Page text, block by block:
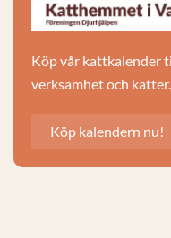
Köp vår kattkalender
verksamhet och katter.
Köp kalendern nu!